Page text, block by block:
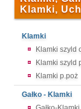
Klamki,
Klamki
Klamki szyld
Klamki szyld
Klamki p.poż
Gałko - Klamki